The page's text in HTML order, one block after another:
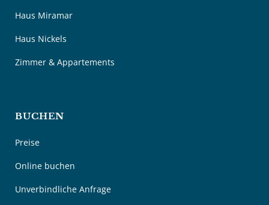
Haus Miramar
Haus Nickels
Zimmer & Appartements
BUCHEN
Preise
Online buchen
Unverbindliche Anfrage